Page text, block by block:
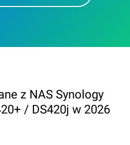
z NAS Synology
/ DS420j w 2026